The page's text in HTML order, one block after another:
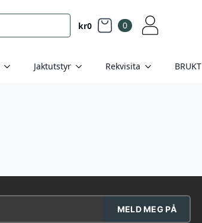
kr0 0
Jaktutstyr Rekvisita BRUKT
MELD MEG PÅ